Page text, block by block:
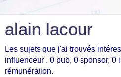
alain lacour
Les sujets que j'ai trouvés
influenceur . 0 pub, 0 sponsor, 0
rémunération.